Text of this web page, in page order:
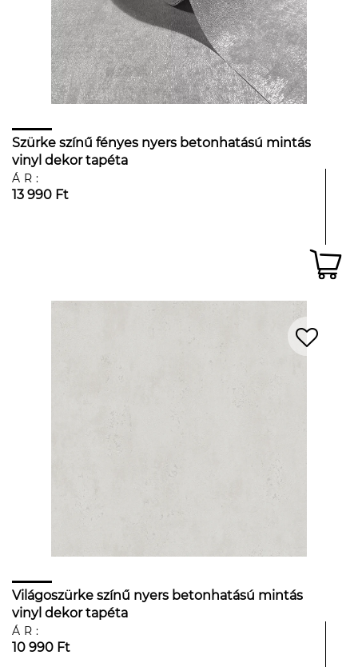
Szürke színű fényes nyers betonhatású mintás
vinyl dekor tapéta
ÁR:
13 990 Ft
Világoszürke színű nyers betonhatású mintás
vinyl dekor tapéta
ÁR:
10 990 Ft